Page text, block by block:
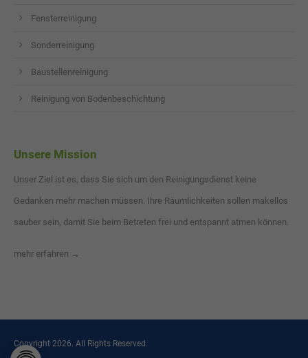
Fensterreinigung
Sonderreinigung
Baustellenreinigung
Reinigung von Bodenbeschichtung
Unsere Mission
Unser Ziel ist es, dass Sie sich um den Reinigungsdienst keine
Gedanken mehr machen müssen. Ihre Räumlichkeiten sollen makellos
sauber sein, damit Sie beim Betreten frei und entspannt atmen können.
mehr erfahren →
Copyright 2026. All Rights Reserved.